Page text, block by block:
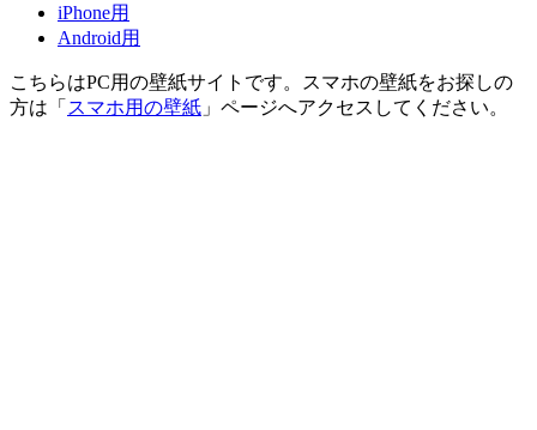
iPhone用
Android用
こちらはPC用の壁紙サイトです。スマホの壁紙をお探しの
方は「 スマホ用の壁紙 」ページへアクセスしてください。